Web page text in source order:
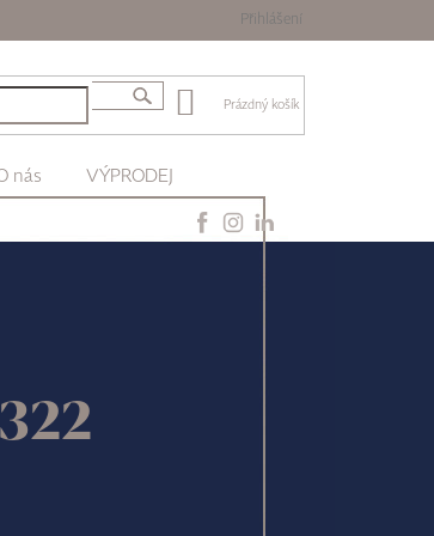
Přihlášení
Prázdný košík
nás VÝPRODEJ